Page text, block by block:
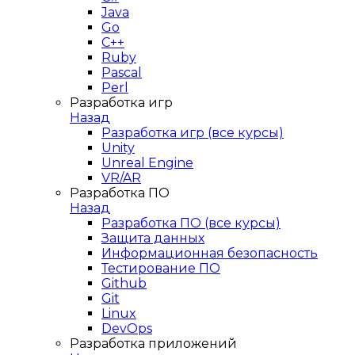
Java
Go
C++
Ruby
Pascal
Perl
Разработка игр
Назад
Разработка игр (все курсы)
Unity
Unreal Engine
VR/AR
Разработка ПО
Назад
Разработка ПО (все курсы)
Защита данных
Информационная безопасность
Тестирование ПО
Github
Git
Linux
DevOps
Разработка приложений